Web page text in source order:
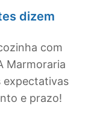
dizem
com
Marmoraria
expectativas
e prazo!